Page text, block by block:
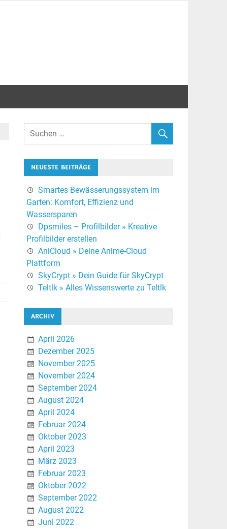
NEUESTE BEITRÄGE
Smartes Bewässerungssystem im
Garten: Komfort, Effizienz und
Wassersparen
Dpsmiles – Profilbilder » Kreative
Profilbilder erstellen
AniCloud » Deine Anime-Cloud
Plattform
SkyCrypt » Dein Guide für SkyCrypt
Teltlk » Alles Wissenswerte zu Teltlk
ARCHIV
April 2026
Dezember 2025
November 2025
November 2024
September 2024
August 2024
April 2024
Februar 2024
Oktober 2023
April 2023
März 2023
Februar 2023
Oktober 2022
September 2022
August 2022
Juni 2022